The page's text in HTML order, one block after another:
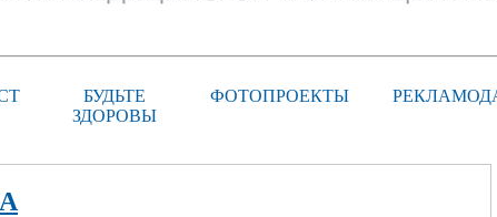
БУДЬТЕ
ЗДОРОВЫ
ФОТОПРОЕКТЫ